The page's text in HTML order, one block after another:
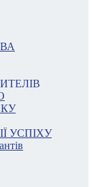
УСПІХУ